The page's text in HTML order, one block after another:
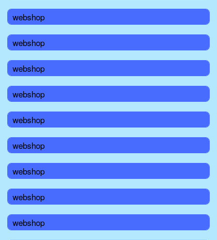
webshop
webshop
webshop
webshop
webshop
webshop
webshop
webshop
webshop